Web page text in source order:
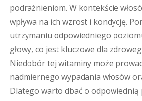
podrażnieniom. W kontekście
wpływa na ich wzrost i kondycję.
utrzymaniu odpowiedniego
głowy, co jest kluczowe dla
Niedobór tej witaminy może
nadmiernego wypadania włosów
Dlatego warto dbać o odpowiednią